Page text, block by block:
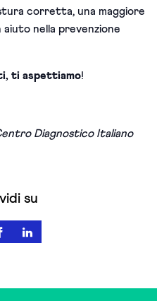
corretta, una maggiore
aiuto nella prevenzione
ti aspettiamo!
Diagnostico Italiano
su